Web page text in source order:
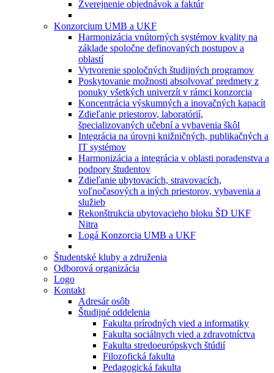
Zverejnenie objednávok a faktúr
Konzorcium UMB a UKF
Harmonizácia vnútorných systémov kvality na
základe spoločne definovaných postupov a
oblastí
Vytvorenie spoločných študijných programov
Poskytovanie možnosti absolvovať predmety z
ponuky všetkých univerzít v rámci konzorcia
Koncentrácia výskumných a inovačných kapacít
Zdieľanie priestorov, laboratórií,
špecializovaných učební a vybavenia škôl
Integrácia na úrovni knižničných, publikačných a
IT systémov
Harmonizácia a integrácia v oblasti poradenstva a
podpory študentov
Zdieľanie ubytovacích, stravovacích,
voľnočasových a iných priestorov, vybavenia a
služieb
Rekonštrukcia ubytovacieho bloku ŠD UKF
Nitra
Logá Konzorcia UMB a UKF
Študentské kluby a združenia
Odborová organizácia
Logo
Kontakt
Adresár osôb
Študijné oddelenia
Fakulta prírodných vied a informatiky
Fakulta sociálnych vied a zdravotníctva
Fakulta stredoeurópskych štúdií
Filozofická fakulta
Pedagogická fakulta